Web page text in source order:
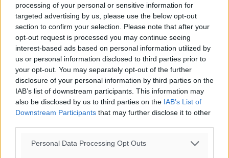
processing of your personal or sensitive information for
targeted advertising by us, please use the below opt-out
section to confirm your selection. Please note that after your
opt-out request is processed you may continue seeing
interest-based ads based on personal information utilized by
us or personal information disclosed to third parties prior to
your opt-out. You may separately opt-out of the further
disclosure of your personal information by third parties on the
IAB’s list of downstream participants. This information may
also be disclosed by us to third parties on the IAB’s List of
Downstream Participants that may further disclose it to other
Personal Data Processing Opt Outs
Την Κυριακή έγιναν όλα τα παιχνίδια της 16ης
αγωνιστικής του πρωταθλήματος της Γ’ Κατηγορίας.
Στην κορυφή παρέμεινε η Ασπίδα Σαλάκου μετά από την
εντός έδρας νίκη της με σκορ ...
19.03.18, 16:51